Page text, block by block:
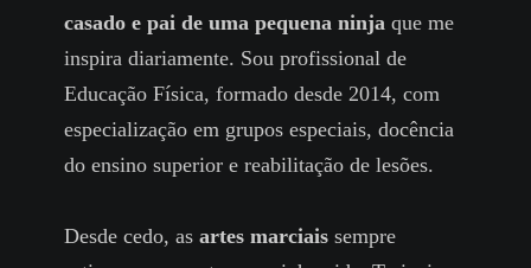
casado e pai de uma pequena ninja que me
inspira diariamente. Sou profissional de
Educação Física, formado desde 2014, com
especialização em grupos especiais, docência
do ensino superior e reabilitação de lesões.
Desde cedo, asartes marciais sempre